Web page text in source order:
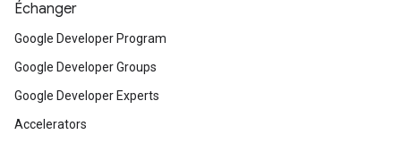
Échanger
Google Developer Program
Google Developer Groups
Google Developer Experts
Accelerators